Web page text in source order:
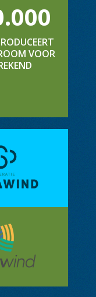
VOOR